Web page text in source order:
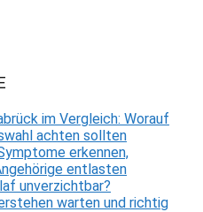
im Vergleich: Worauf
achten sollten
erkennen,
entlasten
unverzichtbar?
warten und richtig